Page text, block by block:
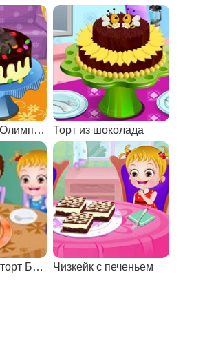
Готовим еду: Олимпийский пирог Торт из шоколада
Шоколадный торт Брауни Чизкейк с печеньем